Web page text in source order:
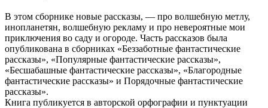
В этом сборнике новые рассказы, — про волшебную метлу,
инопланетян, волшебную рекламу и про невероятные мои
приключения во саду и огороде. Часть рассказов была
опубликована в сборниках «Беззаботные фантастические
рассказы», «Популярные фантастические рассказы»,
«Бесшабашные фантастические рассказы», «Благородные
фантастические рассказы» и Порядочные фантастические
рассказы».
Книга публикуется в авторской орфографии и пунктуации